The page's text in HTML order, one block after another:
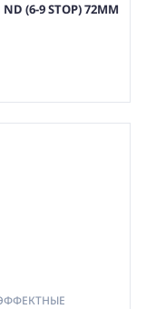
(6-9 STOP) 72ММ